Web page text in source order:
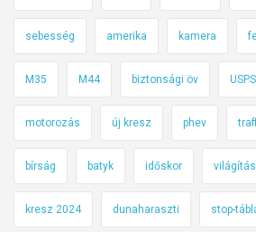
sebesség amerika kamera
M35 M44 biztonsági öv USPS
motorozás új kresz phev
bírság batyk időskor világítás
kresz 2024 dunaharaszti stop-